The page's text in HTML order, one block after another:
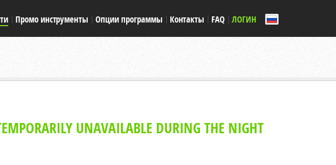
Промо инструменты Опции программы Контакты FAQ ЛОГИН
UNAVAILABLE DURING THE NIGHT